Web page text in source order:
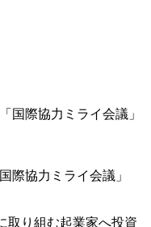
際協力ミライ会議」